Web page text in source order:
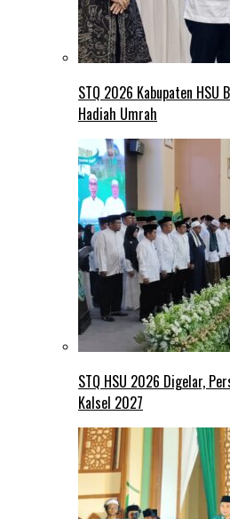
STQ 2026 Kabupaten HSU
Hadiah Umrah
STQ HSU 2026 Digelar,
Kalsel 2027